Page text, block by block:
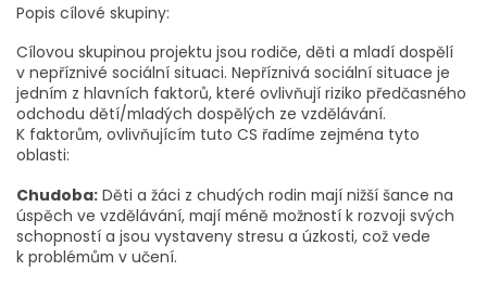
Popis cílové skupiny:
Cílovou skupinou projektu jsou rodiče, děti a mladí dospělí
v nepříznivé sociální situaci. Nepříznivá sociální situace je
jedním z hlavních faktorů, které ovlivňují riziko předčasného
odchodu dětí/mladých dospělých ze vzdělávání.
K faktorům, ovlivňujícím tuto CS řadíme zejména tyto
oblasti:
Chudoba: Děti a žáci z chudých rodin mají nižší šance na
úspěch ve vzdělávání, mají méně možností k rozvoji svých
schopností a jsou vystaveny stresu a úzkosti, což vede
k problémům v učení.